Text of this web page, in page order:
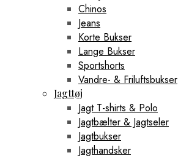
Chinos
Jeans
Korte Bukser
Lange Bukser
Sportshorts
Vandre- & Friluftsbukser
Jagttøj
Jagt T-shirts & Polo
Jagtbælter & Jagtseler
Jagtbukser
Jagthandsker